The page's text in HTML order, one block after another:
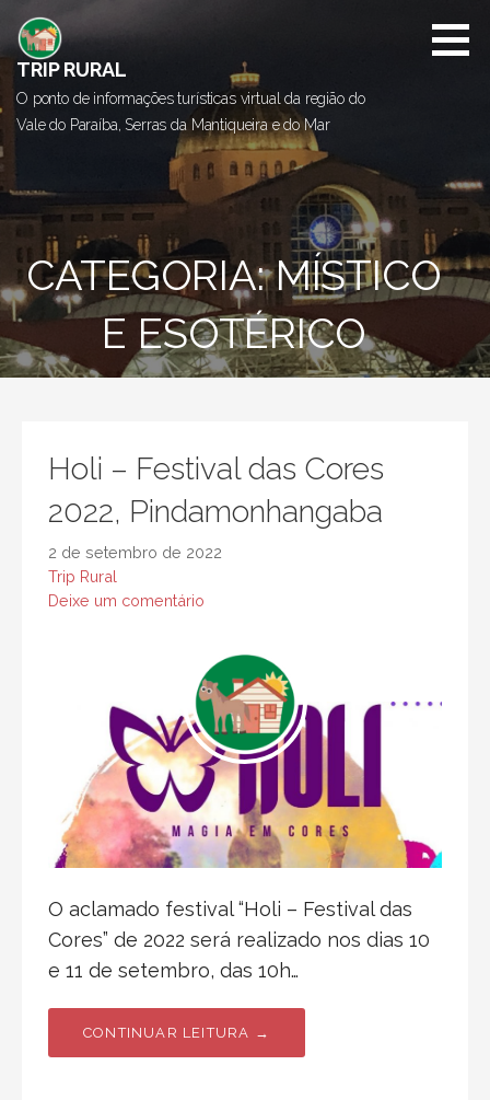
r
e
t
o
p
a
c
o
TRIP RURAL
O ponto de informações turísticas virtual da região do
Vale do Paraíba, Serras da Mantiqueira e do Mar
CATEGORIA: MÍSTICO
E ESOTÉRICO
Holi – Festival das Cores
2022, Pindamonhangaba
2 de setembro de 2022
Trip Rural
Deixe um comentário
O aclamado festival “Holi – Festival das
Cores” de 2022 será realizado nos dias 10
e 11 de setembro, das 10h…
CONTINUAR LEITURA →